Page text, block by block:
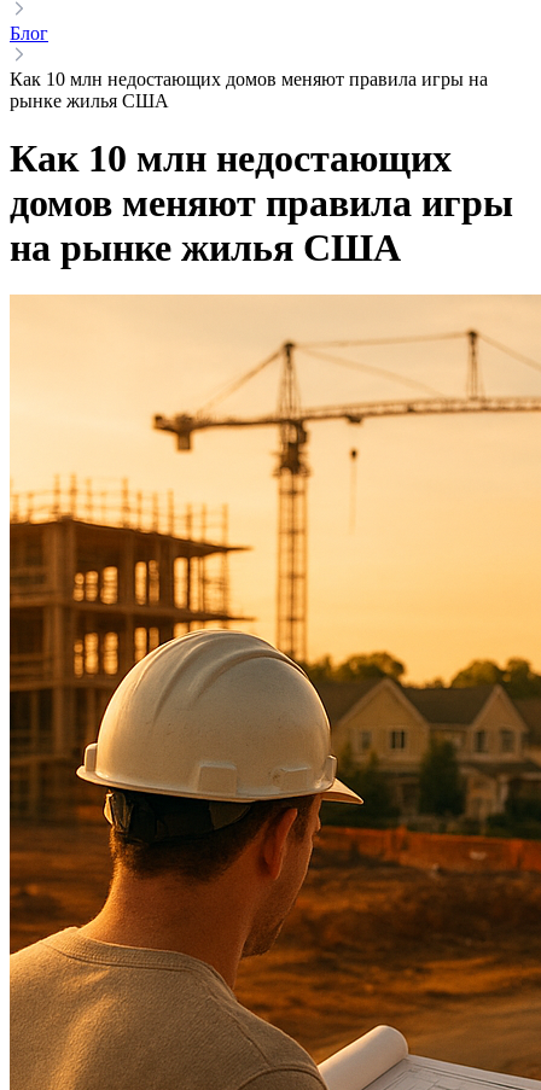
Блог
Как 10 млн недостающих домов меняют правила игры на
рынке жилья США
Как 10 млн недостающих
домов меняют правила игры
на рынке жилья США